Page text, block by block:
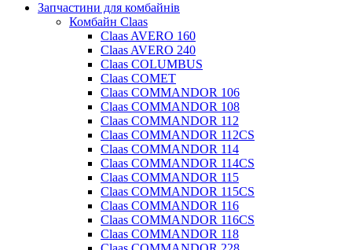
Запчастини для комбайнів
Комбайн Claas
Claas AVERO 160
Claas AVERO 240
Claas COLUMBUS
Claas COMET
Claas COMMANDOR 106
Claas COMMANDOR 108
Claas COMMANDOR 112
Claas COMMANDOR 112CS
Claas COMMANDOR 114
Claas COMMANDOR 114CS
Claas COMMANDOR 115
Claas COMMANDOR 115CS
Claas COMMANDOR 116
Claas COMMANDOR 116CS
Claas COMMANDOR 118